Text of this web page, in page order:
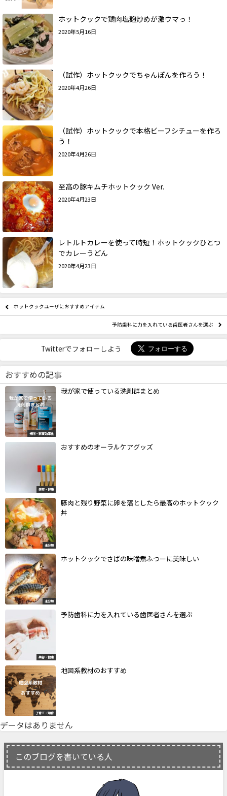
ホットクックで鶏肉塩麹炒めが激ウマっ！
2020年5月16日
（試作）ホットクックでちゃんぽんを作ろう！
2020年4月26日
（試作）ホットクックで本格ビーフシチューを作ろ
う！
2020年4月26日
至高の豚キムチホットクック Ver.
2020年4月23日
レトルトカレーを使って時短！ホットクックひとつ
でカレーうどん
2020年4月23日
ホットクックユーザにおすすめアイテム
予防歯科に力を入れている歯医者さんを選ぶ
Twitterでフォローしよう
おすすめの記事
掃除・家事効率化
我が家で使っている洗剤群まとめ
美容・健康
おすすめのオーラルケアグッズ
未分類
豚肉と残り野菜に卵を落としたら最高のホットクック
丼
未分類
ホットクックでさばの味噌煮ふつーに美味しい
美容・健康
予防歯科に力を入れている歯医者さんを選ぶ
子育て・知育
地図系教材のおすすめ
データはありません
このブログを書いている人